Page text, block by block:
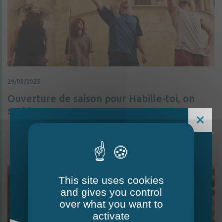
29/08/2025
Ouverture de saison pour Habille-toi, on
sort !
Le Mag - édition estivale
This site uses cookies
and gives you control
over what you want to
activate